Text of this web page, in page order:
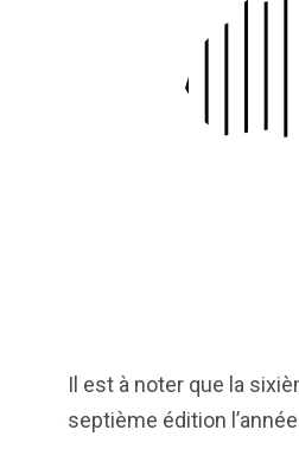
Il est à noter que la
septième édition